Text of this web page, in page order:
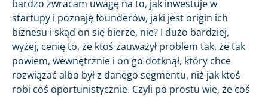
bardzo zwracam uwagę na to, jak inwestuje w
startupy i poznaję founderów, jaki jest origin ich
biznesu i skąd on się bierze, nie? I dużo bardziej,
wyżej, cenię to, że ktoś zauważył problem tak, że tak
powiem, wewnętrznie i on go dotknął, który chce
rozwiązać albo był z danego segmentu, niż jak ktoś
robi coś oportunistycznie. Czyli po prostu wie, że coś